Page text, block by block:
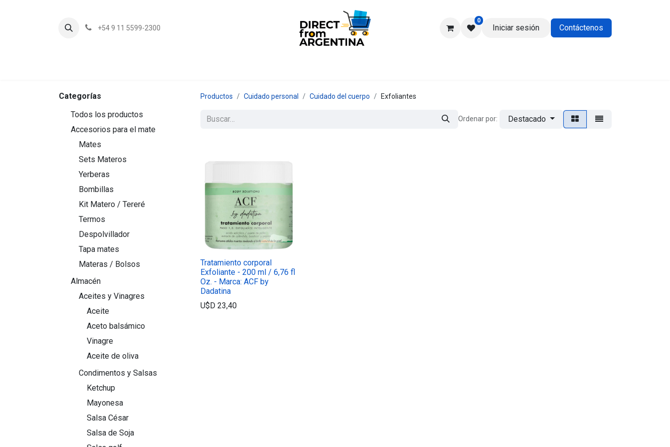
+54 9 11 5599-2300
0
Iniciar sesión Contáctenos
Categorías
Todos los productos
Accesorios para el mate
Mates
Sets Materos
Yerberas
Bombillas
Kit Matero / Tereré
Termos
Despolvillador
Tapa mates
Materas / Bolsos
Almacén
Aceites y Vinagres
Aceite
Aceto balsámico
Vinagre
Aceite de oliva
Condimentos y Salsas
Ketchup
Mayonesa
Salsa César
Salsa de Soja
Productos Cuidado personal Cuidado del cuerpo Exfoliantes
Ordenar por: Destacado
Tratamiento corporal
Exfoliante - 200 ml / 6,76 fl
Oz. - Marca: ACF by
Dadatina
U$D 23,40